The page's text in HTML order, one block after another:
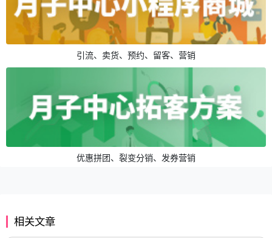
引流、卖货、预约、留客、营销
优惠拼团、裂变分销、发券营销
相关文章